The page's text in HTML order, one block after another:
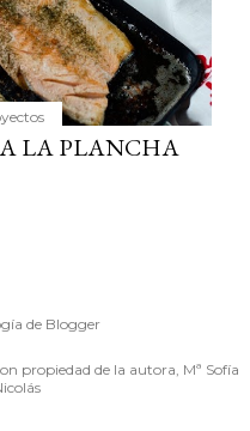
LA PLANCHA
de Blogger
propiedad de la autora, Mª Sofía